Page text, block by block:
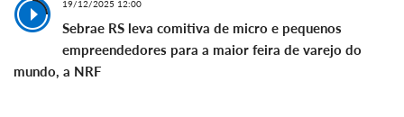
19/12/2025 12:00
Sebrae RS leva comitiva de micro e pequenos
empreendedores para a maior feira de varejo do
mundo, a NRF